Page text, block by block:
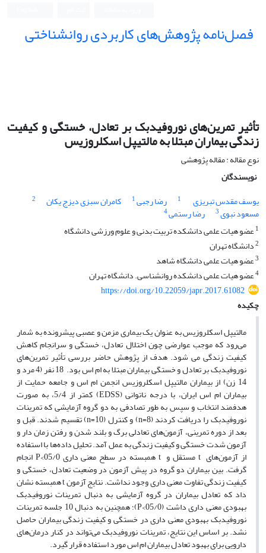
فصل‌نامه پژوهش‌های کاربردی روانشناختی
تأثیر تمرین‌های نوروفیدبک بر تعادل، خستگی و کیفیت
زندگی بیماران مبتلا به مالتیپل اسکلروزیس
نوع مقاله : مقاله پژوهشی
نویسندگان
یوسف مقدس تبریزی
1 رضا رجبی1 کامران سبزی دیزج یکان 2
مسعود نبوی3 رضا رستمی4
1عضو هیات علمی دانشکده تربیت بدنی و علوم ورزشی دانشگاه
2دانشگاه تهران
3عضو هیات علمی دانشگاه شاهد
4عضو هیات علمی دانشکده روانشناسی. دانشگاه تهران
https://doi.org/10.22059/japr.2017.61082
چکیده
مالتیپل اسکلروزیس به عنوان یک بیماری مزمن و عصبی پیش­رونده به شمار
می‌رود که موجب عوارضی چون اختلال تعادل، خستگی و سرانجام کاهش
کیفیت زندگی می­ شود. هدف از پژوهش حاضر بررسی تأثیر تمرین‌های
نوروفیدبک بر تعادل و خستگی بیماران مبتلا به ام ­اس بود. 18 نفر (4 مرد و
14 زن) از بیماران مالتیپل اسکلروزیس انجمن ام اس و جامعه حمایت از
بیماران ام ­اس ایران، با درجه ناتوانی (EDSS) کمتر از 5/4، به صورت
هدفمند انتخاب و سپس به طور تصادفی به دو گروه آزمایشی که تمرینات
نوروفیدبک را دریافت کردند (8=n) و کنترل (10=n) تقسیم شدند. قبل و
بعد از دوره تمرینی، آزمون‌های تعادلی برگ و بلند شدن و رفتن زمان دار و
آزمون شدت خستگی و کیفیت زندگی به عمل آمد. تحلیل داده‌ها با استفاده
از آزمون‌های t مستقل و t همبسته در سطح معنی­ داری 05/0>P انجام
گرفت. بین بیماران دو گروه در پیش ­آزمون در وضعیت تعادل، خستگی و
کیفیت زندگی تفاوت معنی­ داری وجود نداشت. نتایج آزمون t همبسته نشان
داد که تعادل بیماران در گروه آزمایشی به دنبال تمرینات نوروفیدبک
بهبودی معنی­ داری داشت (05/0>P)؛ همچنین به دنبال 10 جلسه تمرینات
نوروفیدبک بهبودی معنی ­داری در خستگی و کیفیت زندگی بیماران حاصل
نشد. بر اساس این نتایج، تمرینات نوروفیدبک می‌تواند در کنار درمان‌های
دارویی برای بهبود تعادل بیماران ام­ اس مورد استفاده قرار گیرد.